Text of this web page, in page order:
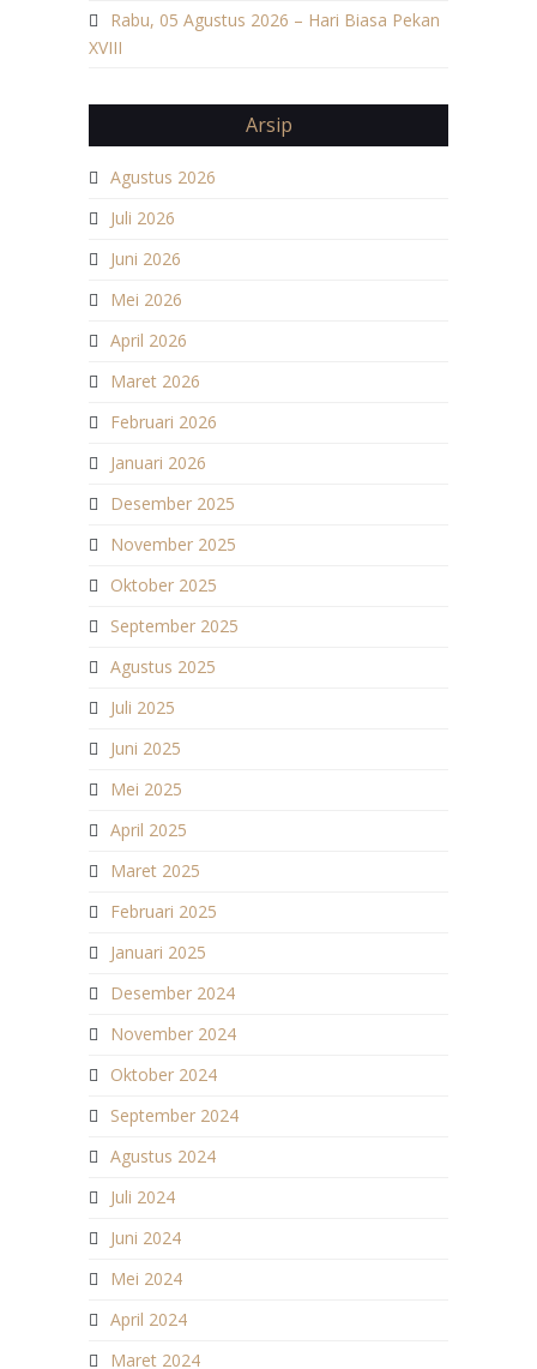
Rabu, 05 Agustus 2026 – Hari Biasa Pekan
XVIII
Arsip
Agustus 2026
Juli 2026
Juni 2026
Mei 2026
April 2026
Maret 2026
Februari 2026
Januari 2026
Desember 2025
November 2025
Oktober 2025
September 2025
Agustus 2025
Juli 2025
Juni 2025
Mei 2025
April 2025
Maret 2025
Februari 2025
Januari 2025
Desember 2024
November 2024
Oktober 2024
September 2024
Agustus 2024
Juli 2024
Juni 2024
Mei 2024
April 2024
Maret 2024